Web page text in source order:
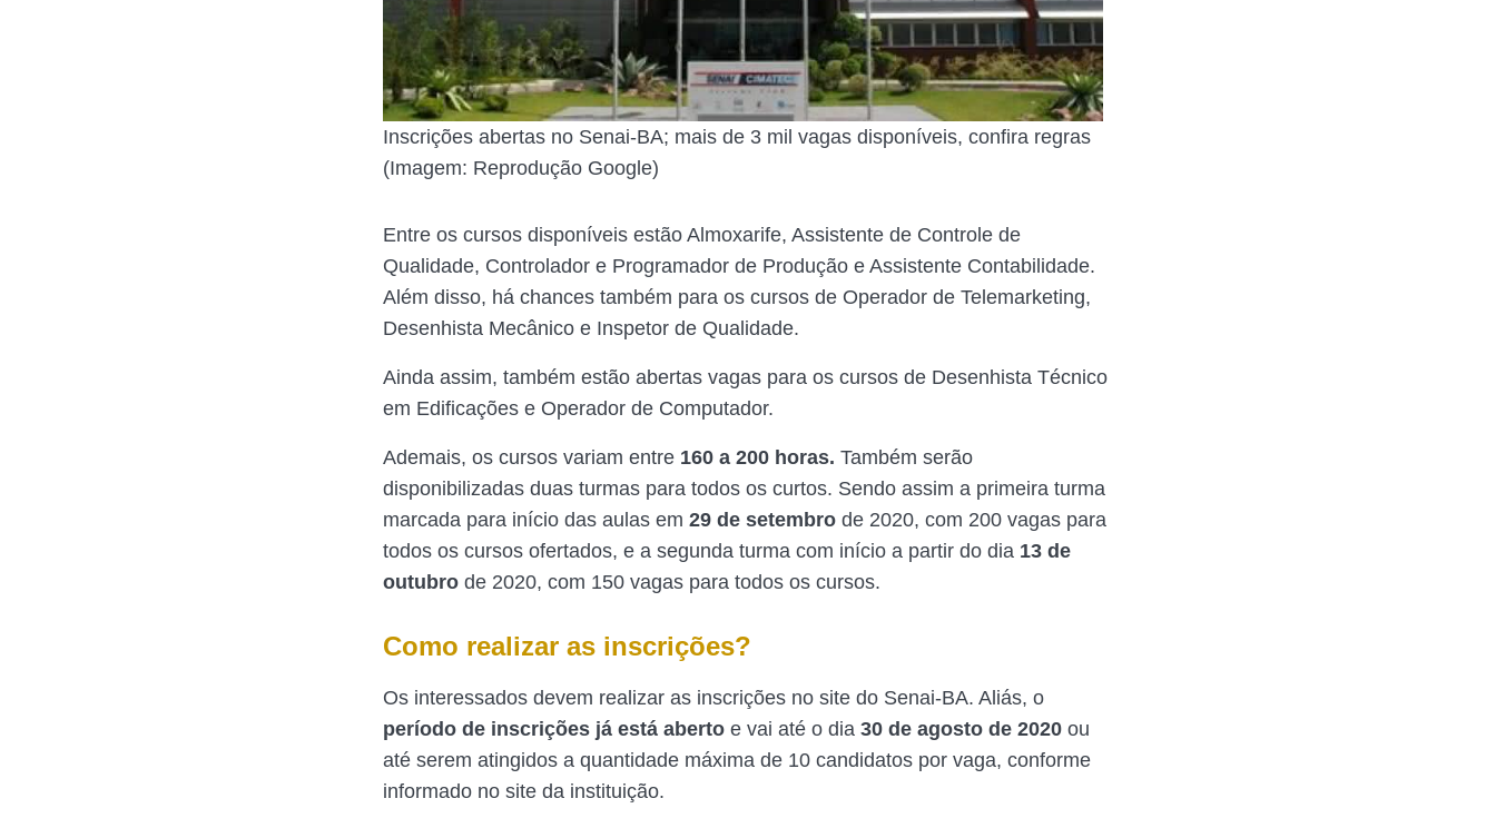
Inscrições abertas no Senai-BA; mais de 3 mil vagas disponíveis, confira regras
(Imagem: Reprodução Google)
Entre os cursos disponíveis estão Almoxarife, Assistente de Controle de
Qualidade, Controlador e Programador de Produção e Assistente Contabilidade.
Além disso, há chances também para os cursos de Operador de Telemarketing,
Desenhista Mecânico e Inspetor de Qualidade.
Ainda assim, também estão abertas vagas para os cursos de Desenhista Técnico
em Edificações e Operador de Computador.
Ademais, os cursos variam entre 160 a 200 horas. Também serão
disponibilizadas duas turmas para todos os curtos. Sendo assim a primeira turma
marcada para início das aulas em 29 de setembro de 2020, com 200 vagas para
todos os cursos ofertados, e a segunda turma com início a partir do dia 13 de
outubro de 2020, com 150 vagas para todos os cursos.
Como realizar as inscrições?
Os interessados devem realizar as inscrições no site do Senai-BA. Aliás, o
período de inscrições já está aberto e vai até o dia 30 de agosto de 2020 ou
até serem atingidos a quantidade máxima de 10 candidatos por vaga, conforme
informado no site da instituição.